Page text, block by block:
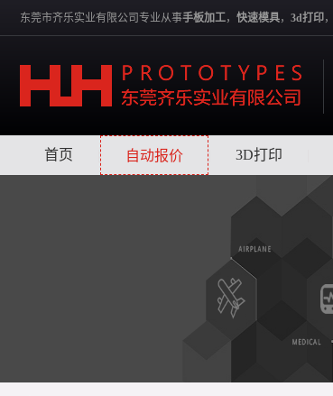
东莞市齐乐实业有限公司专业从事手板加工， 快速模具， 3d打印，
首页 自动报价 3D打印